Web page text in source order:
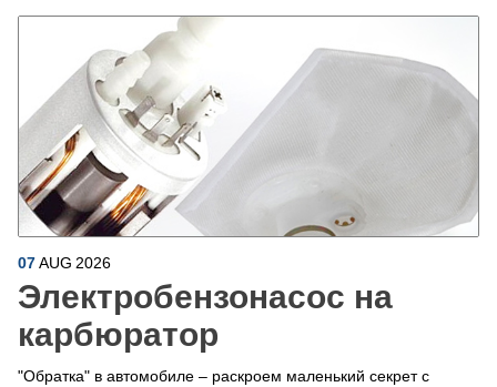
07AUG 2026
Электробензонасос на
карбюратор
"Обратка" в автомобиле – раскроем маленький секрет с